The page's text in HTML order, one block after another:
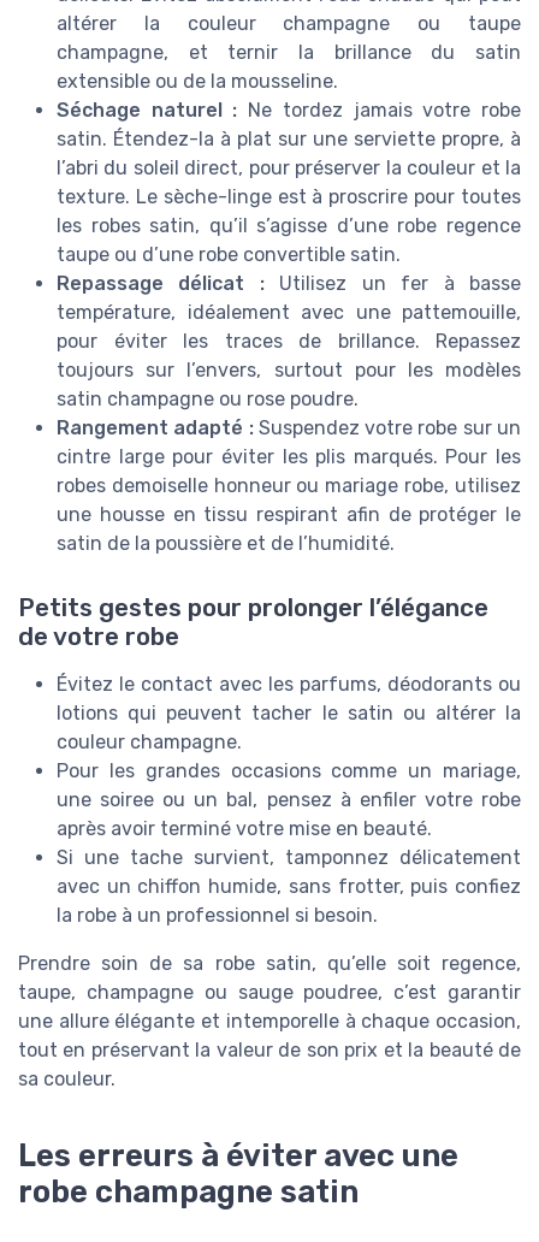
altérer la couleur champagne ou taupe
champagne, et ternir la brillance du satin
extensible ou de la mousseline.
Séchage naturel : Ne tordez jamais votre robe
satin. Étendez-la à plat sur une serviette propre, à
l’abri du soleil direct, pour préserver la couleur et la
texture. Le sèche-linge est à proscrire pour toutes
les robes satin, qu’il s’agisse d’une robe regence
taupe ou d’une robe convertible satin.
Repassage délicat :Utilisez un fer à basse
température, idéalement avec une pattemouille,
pour éviter les traces de brillance. Repassez
toujours sur l’envers, surtout pour les modèles
satin champagne ou rose poudre.
Rangement adapté :Suspendez votre robe sur un
cintre large pour éviter les plis marqués. Pour les
robes demoiselle honneur ou mariage robe, utilisez
une housse en tissu respirant afin de protéger le
satin de la poussière et de l’humidité.
Petits gestes pour prolonger l’élégance
de votre robe
Évitez le contact avec les parfums, déodorants ou
lotions qui peuvent tacher le satin ou altérer la
couleur champagne.
Pour les grandes occasions comme un mariage,
une soiree ou un bal, pensez à enfiler votre robe
après avoir terminé votre mise en beauté.
Si une tache survient, tamponnez délicatement
avec un chiffon humide, sans frotter, puis confiez
la robe à un professionnel si besoin.
Prendre soin de sa robe satin, qu’elle soit regence,
taupe, champagne ou sauge poudree, c’est garantir
une allure élégante et intemporelle à chaque occasion,
tout en préservant la valeur de son prix et la beauté de
sa couleur.
Les erreurs à éviter avec une
robe champagne satin